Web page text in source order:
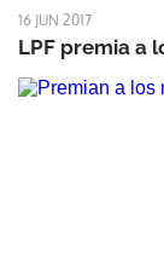
16 JUN 2017
LPF premia a